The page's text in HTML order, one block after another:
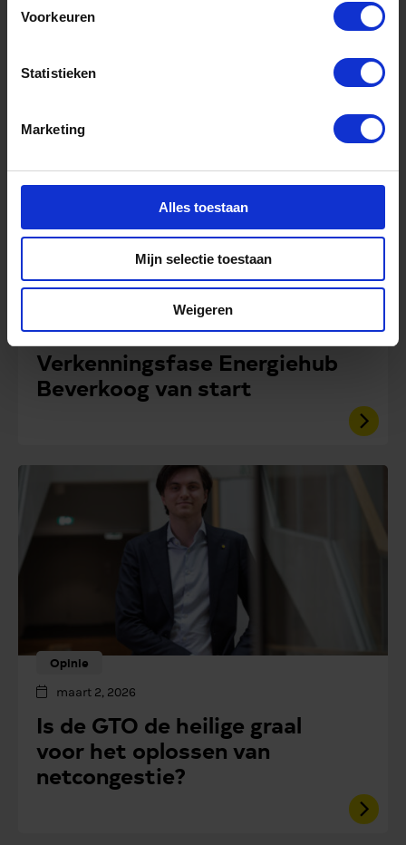
Voorkeuren
Statistieken
Marketing
Alles toestaan
Mijn selectie toestaan
Weigeren
Energiesystemen (0.8-1 fte)
maart 16, 2026
Verkenningsfase Energiehub
Beverkoog van start
Opinie
maart 2, 2026
Is de GTO de heilige graal
voor het oplossen van
netcongestie?